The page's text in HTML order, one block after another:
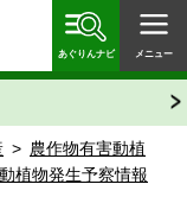
あぐりんナビ メニュー
> 農作物有害動植
植物発生予察情報